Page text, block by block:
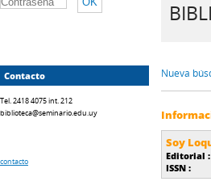
Nueva
Soy
Editorial :
ISSN :
Contacto
Tel. 2418 4075 int. 212
biblioteca@seminario.edu.uy
contacto